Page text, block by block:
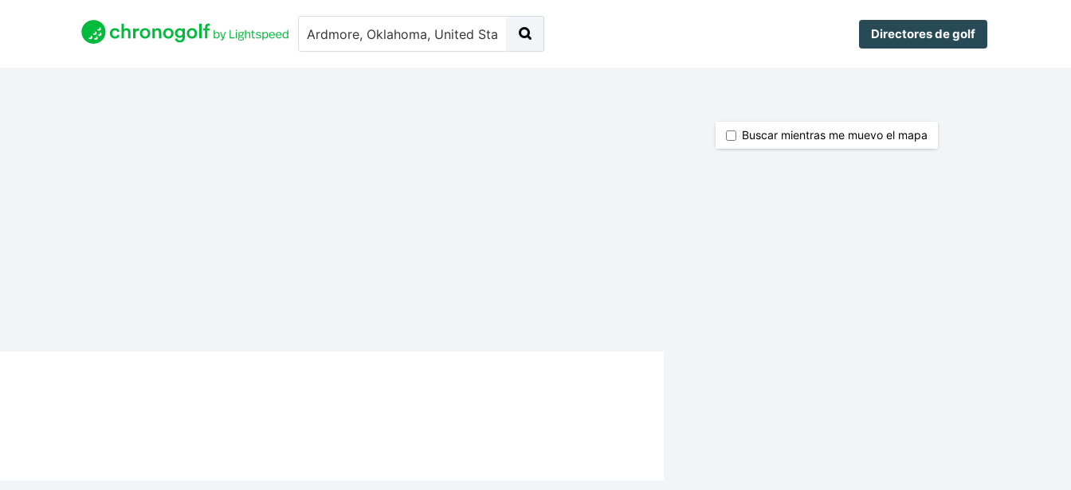
Directores de golf
Buscar mientras me muevo el mapa